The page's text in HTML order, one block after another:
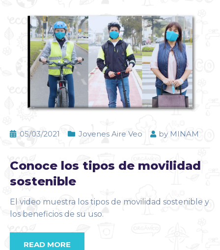
05/03/2021 Jovenes Aire Veo by MINAM
Conoce los tipos de movilidad
sostenible
El video muestra los tipos de movilidad sostenible y
los beneficios de su uso.
READ MORE